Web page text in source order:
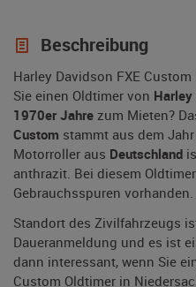
Beschreibung
Harley Davidson FXE
Sie einen Oldtimer von
1970er Jahre zum Mieten?
Custom stammt aus dem Jahr
Motorroller aus Deutschland
anthrazit. Bei diesem
Gebrauchsspuren vorhanden.
Standort des Zivilfahrzeugs
Daueranmeldung und es ist
dann interessant, wenn Sie
Custom Oldtimer in